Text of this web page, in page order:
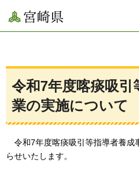
宮崎県
令和7年度喀痰吸引
業の実施について
令和7年度喀痰吸引等指導者養成
らせいたします。